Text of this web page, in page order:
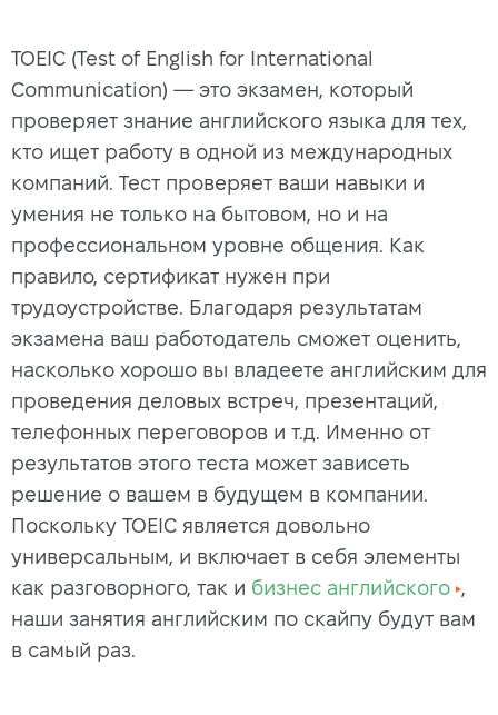
TOEIC (Test of English for International
Communication) — это экзамен, который
проверяет знание английского языка для тех,
кто ищет работу в одной из международных
компаний. Тест проверяет ваши навыки и
умения не только на бытовом, но и на
профессиональном уровне общения. Как
правило, сертификат нужен при
трудоустройстве. Благодаря результатам
экзамена ваш работодатель сможет оценить,
насколько хорошо вы владеете английским для
проведения деловых встреч, презентаций,
телефонных переговоров и т.д. Именно от
результатов этого теста может зависеть
решение о вашем в будущем в компании.
Поскольку TOEIC является довольно
универсальным, и включает в себя элементы
как разговорного, так и бизнес английского ,
наши занятия английским по скайпу будут вам
в самый раз.